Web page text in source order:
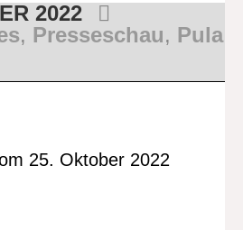
2022
, Presseschau, Pula
25. Oktober 2022